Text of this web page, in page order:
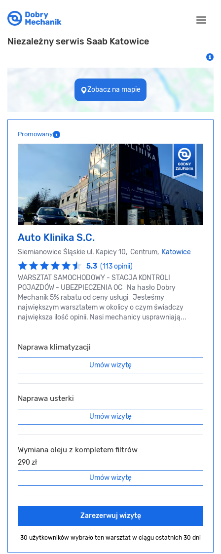
Toggle
Niezależny serwis Saab Katowice
Zobacz na mapie
Promowany
Auto Klinika S.C.
Siemianowice Śląskie ul. Kapicy 10, Centrum, Katowice
5.3 (113 opinii)
WARSZTAT SAMOCHODOWY - STACJA KONTROLI
POJAZDÓW - UBEZPIECZENIA OC Na hasło Dobry
Mechanik 5% rabatu od ceny usługi Jesteśmy
największym warsztatem w okolicy o czym świadczy
największa ilość opinii. Nasi mechanicy usprawniają...
Naprawa klimatyzacji
Umów wizytę
Naprawa usterki
Umów wizytę
Wymiana oleju z kompletem filtrów
290 zł
Umów wizytę
Zarezerwuj wizytę
30 użytkowników wybrało ten warsztat w ciągu ostatnich 30 dni